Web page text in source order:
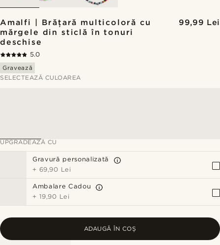
Amalfi | Brățară multicoloră cu
mărgele din sticlă în tonuri
deschise
99,99 Lei
5.0
Gravează
SELECTEAZĂ CULOAREA
UPGRADEAZĂ CU
Gravură personalizată
+ 69,90 Lei
Ambalare Cadou
+ 19,90 Lei
ADAUGĂ ÎN COȘ